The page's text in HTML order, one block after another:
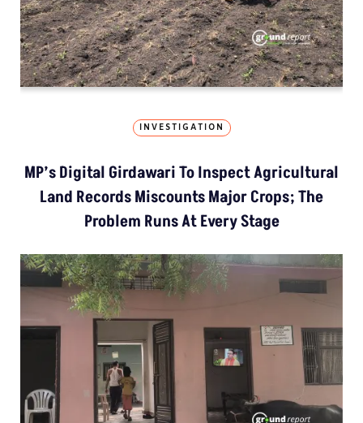
INVESTIGATION
MP’s Digital Girdawari To Inspect Agricultural
Land Records Miscounts Major Crops; The
Problem Runs At Every Stage